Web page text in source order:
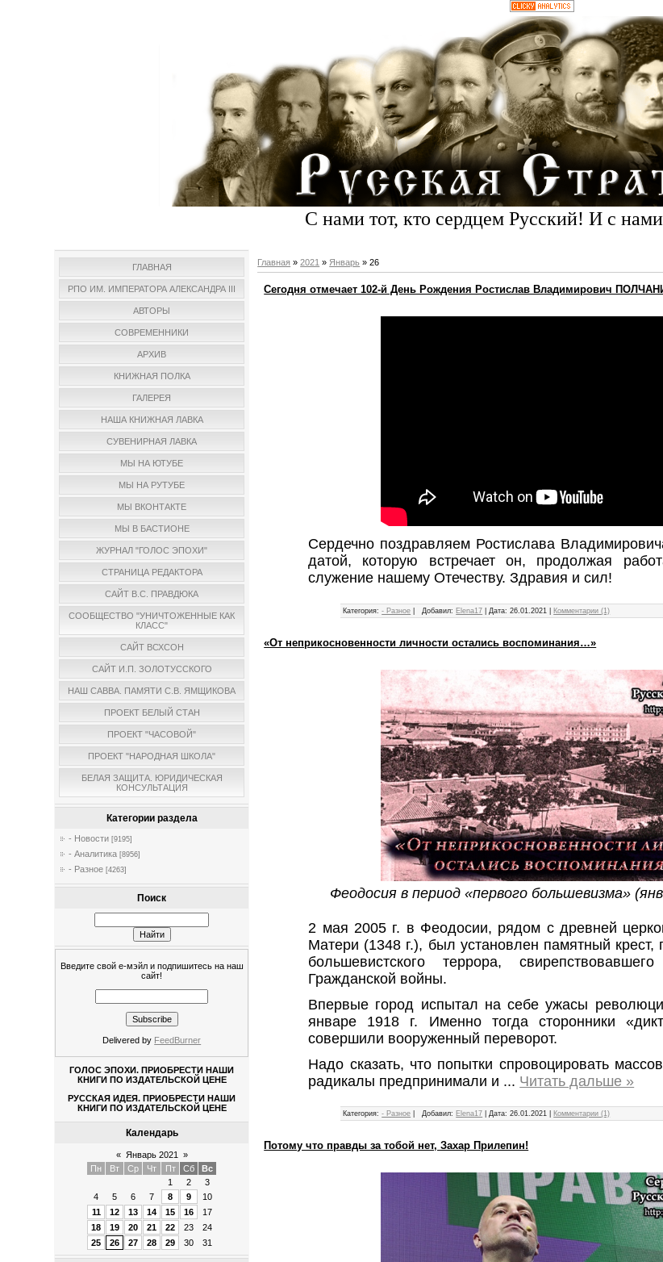
С нами тот, кто сердцем Русский! И с нами
ГЛАВНАЯ
РПО ИМ. ИМПЕРАТОРА АЛЕКСАНДРА III
АВТОРЫ
СОВРЕМЕННИКИ
АРХИВ
КНИЖНАЯ ПОЛКА
ГАЛЕРЕЯ
НАША КНИЖНАЯ ЛАВКА
СУВЕНИРНАЯ ЛАВКА
МЫ НА ЮТУБЕ
МЫ НА РУТУБЕ
МЫ ВКОНТАКТЕ
МЫ В БАСТИОНЕ
ЖУРНАЛ "ГОЛОС ЭПОХИ"
СТРАНИЦА РЕДАКТОРА
САЙТ В.С. ПРАВДЮКА
СООБЩЕСТВО "УНИЧТОЖЕННЫЕ КАК
КЛАСС"
САЙТ ВСХСОН
САЙТ И.П. ЗОЛОТУССКОГО
НАШ САВВА. ПАМЯТИ С.В. ЯМЩИКОВА
ПРОЕКТ БЕЛЫЙ СТАН
ПРОЕКТ "ЧАСОВОЙ"
ПРОЕКТ "НАРОДНАЯ ШКОЛА"
БЕЛАЯ ЗАЩИТА. ЮРИДИЧЕСКАЯ
КОНСУЛЬТАЦИЯ
Категории раздела
- Новости [9195]
- Аналитика [8956]
- Разное [4263]
Поиск
Введите свой е-мэйл и подпишитесь на наш
сайт!
Delivered by FeedBurner
ГОЛОС ЭПОХИ. ПРИОБРЕСТИ НАШИ
КНИГИ ПО ИЗДАТЕЛЬСКОЙ ЦЕНЕ
РУССКАЯ ИДЕЯ. ПРИОБРЕСТИ НАШИ
КНИГИ ПО ИЗДАТЕЛЬСКОЙ ЦЕНЕ
Календарь
« Январь 2021
»
Пн
Вт Ср Чт Пт Сб
Вс
1
2
3
4
5 6 7 8 9
10
11
12 13 14 15 16
17
18
19 20 21 22 23
24
25
26 27 28 29 30 31
Главная »2021 » Январь » 26
Сегодня отмечает 102-й День Рождения Ростислав Владимирович
Сердечно поздравляем Ростислава
датой, которую встречает он, продолжая
служение нашему Отечеству. Здравия и сил!
Категория: - Разное Добавил: Elena17 |Дата: 26.01.2021 Комментарии (1)
«От неприкосновенности личности остались воспоминания…»
Феодосия в период «первого большевизма»
2 мая 2005 г. в Феодосии, рядом с древней
Матери (1348 г.), был установлен памятный
большевистского террора,
Гражданской войны.
Впервые город испытал на себе ужасы
январе 1918 г. Именно тогда сторонники
совершили вооруженный переворот.
Надо сказать, что попытки спровоцировать
радикалы предпринимали и ... Читать дальше »
Категория: - Разное Добавил: Elena17 |Дата: 26.01.2021 Комментарии (1)
Потому что правды за тобой нет, Захар Прилепин!